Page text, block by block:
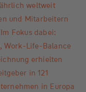
weltweit
und Mitarbeitern
Fokus dabei:
Work-Life-Balance
erhielten
in 121
in Europa